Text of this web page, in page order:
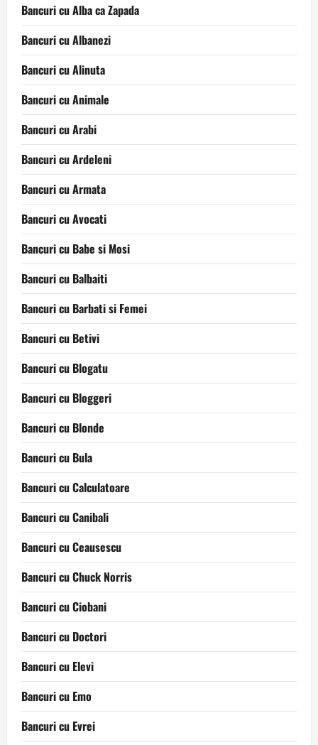
Bancuri cu Alba ca Zapada
Bancuri cu Albanezi
Bancuri cu Alinuta
Bancuri cu Animale
Bancuri cu Arabi
Bancuri cu Ardeleni
Bancuri cu Armata
Bancuri cu Avocati
Bancuri cu Babe si Mosi
Bancuri cu Balbaiti
Bancuri cu Barbati si Femei
Bancuri cu Betivi
Bancuri cu Blogatu
Bancuri cu Bloggeri
Bancuri cu Blonde
Bancuri cu Bula
Bancuri cu Calculatoare
Bancuri cu Canibali
Bancuri cu Ceausescu
Bancuri cu Chuck Norris
Bancuri cu Ciobani
Bancuri cu Doctori
Bancuri cu Elevi
Bancuri cu Emo
Bancuri cu Evrei